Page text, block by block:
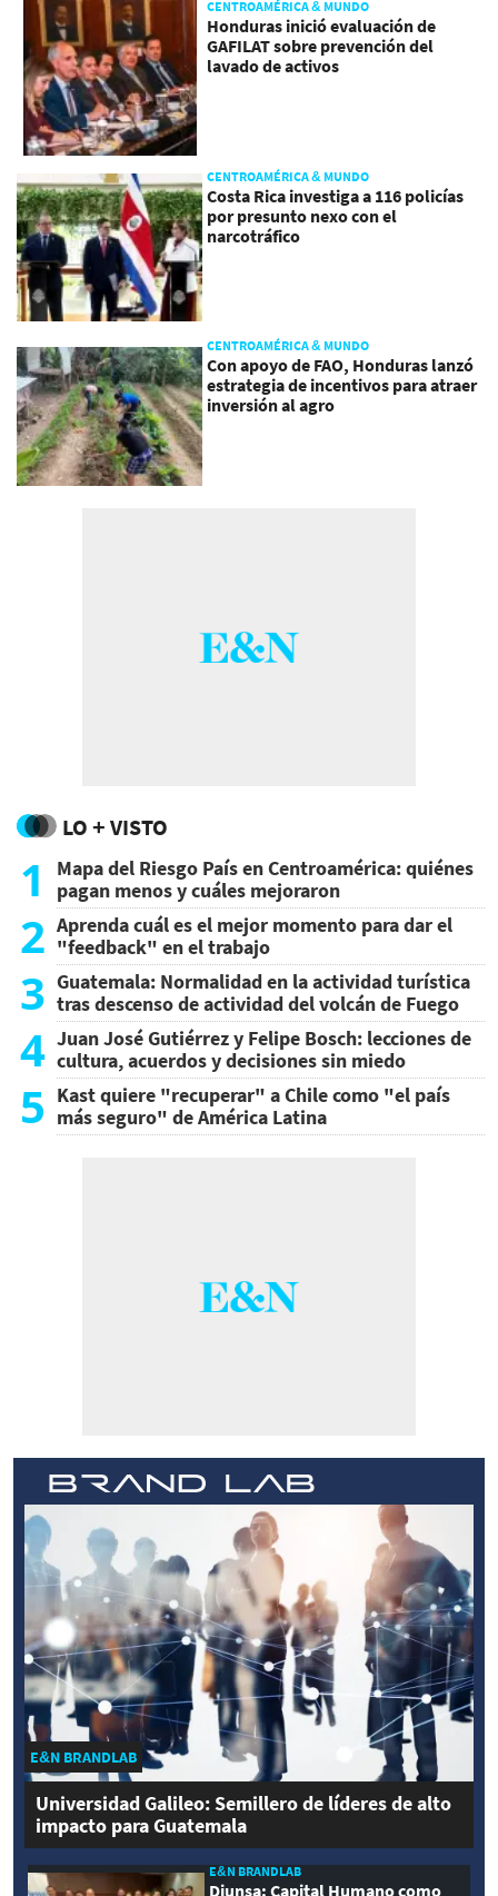
CENTROAMÉRICA & MUNDO
Honduras inició evaluación de
GAFILAT sobre prevención del
lavado de activos
CENTROAMÉRICA & MUNDO
Costa Rica investiga a 116 policías
por presunto nexo con el
narcotráfico
CENTROAMÉRICA & MUNDO
Con apoyo de FAO, Honduras lanzó
estrategia de incentivos para atraer
inversión al agro
LO + VISTO
1
Mapa del Riesgo País en Centroamérica: quiénes
pagan menos y cuáles mejoraron
2 Aprenda cuál es el mejor momento para dar el
"feedback" en el trabajo
3 Guatemala: Normalidad en la actividad turística
tras descenso de actividad del volcán de Fuego
4 Juan José Gutiérrez y Felipe Bosch: lecciones de
cultura, acuerdos y decisiones sin miedo
5 Kast quiere "recuperar" a Chile como "el país
más seguro" de América Latina
E&N BRANDLAB
Universidad Galileo: Semillero de líderes de alto
impacto para Guatemala
E&N BRANDLAB
Diunsa: Capital Humano como